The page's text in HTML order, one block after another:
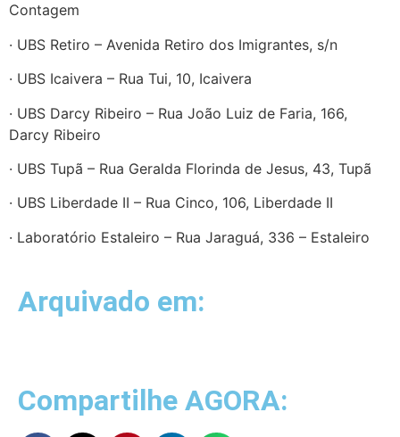
Contagem
· UBS Retiro – Avenida Retiro dos Imigrantes, s/n
· UBS Icaivera – Rua Tui, 10, Icaivera
· UBS Darcy Ribeiro – Rua João Luiz de Faria, 166,
Darcy Ribeiro
· UBS Tupã – Rua Geralda Florinda de Jesus, 43, Tupã
· UBS Liberdade II – Rua Cinco, 106, Liberdade II
· Laboratório Estaleiro – Rua Jaraguá, 336 – Estaleiro
Arquivado em:
Compartilhe AGORA: